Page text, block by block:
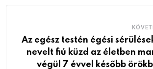
Az egész testén égési
nevelt fiú küzd az életben
végül 7 évvel később